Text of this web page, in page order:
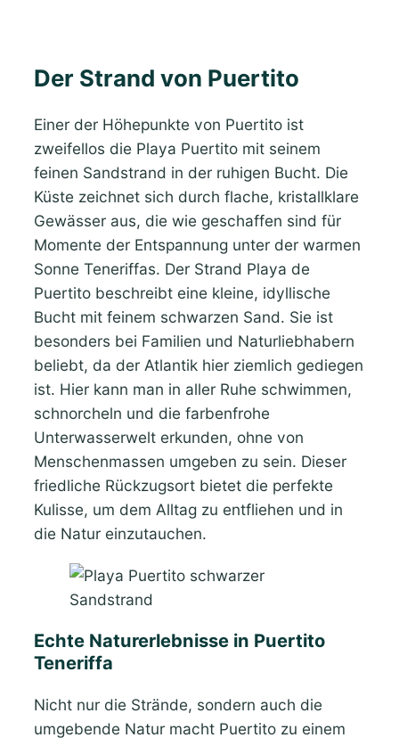
Der Strand von Puertito
Einer der Höhepunkte von Puertito ist
zweifellos die Playa Puertito mit seinem
feinen Sandstrand in der ruhigen Bucht. Die
Küste zeichnet sich durch flache, kristallklare
Gewässer aus, die wie geschaffen sind für
Momente der Entspannung unter der warmen
Sonne Teneriffas. Der Strand Playa de
Puertito beschreibt eine kleine, idyllische
Bucht mit feinem schwarzen Sand. Sie ist
besonders bei Familien und Naturliebhabern
beliebt, da der Atlantik hier ziemlich gediegen
ist. Hier kann man in aller Ruhe schwimmen,
schnorcheln und die farbenfrohe
Unterwasserwelt erkunden, ohne von
Menschenmassen umgeben zu sein. Dieser
friedliche Rückzugsort bietet die perfekte
Kulisse, um dem Alltag zu entfliehen und in
die Natur einzutauchen.
Echte Naturerlebnisse in Puertito
Teneriffa
Nicht nur die Strände, sondern auch die
umgebende Natur macht Puertito zu einem